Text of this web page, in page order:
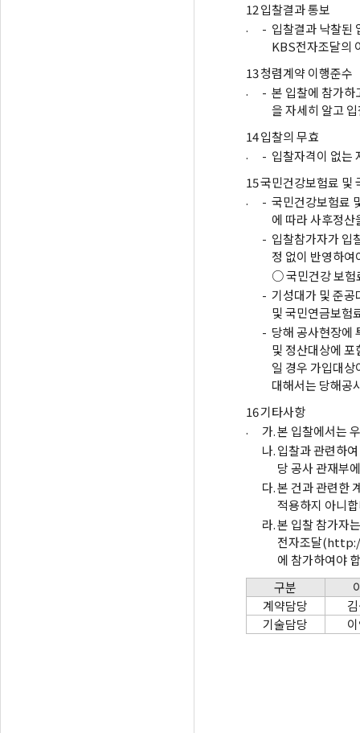
12
.
입찰결과 통보
- 입찰결과 낙찰된
KBS전자조달의
13
.
청렴계약 이행준수
- 본 입찰에 참가하
을 자세히 알고
14
.
입찰의 무효
- 입찰자격이 없는
15
.
국민건강보험료 및
- 국민건강보험료
에 따라 사후정산
- 입찰참가자가 입
정 없이 반영하여
○ 국민건강 보험
- 기성대가 및 준
및 국민연금보험
- 당해 공사현장에
및 정산대상에
일 경우 가입대
대해서는 당해공
16
.
기타사항
가.본 입찰에서는
나.입찰과 관련하
당 공사 관재부
다.본 건과 관련한
적용하지 아니
라.본 입찰 참가자
전자조달
에 참가하여야
구분
계약담당
기술담당